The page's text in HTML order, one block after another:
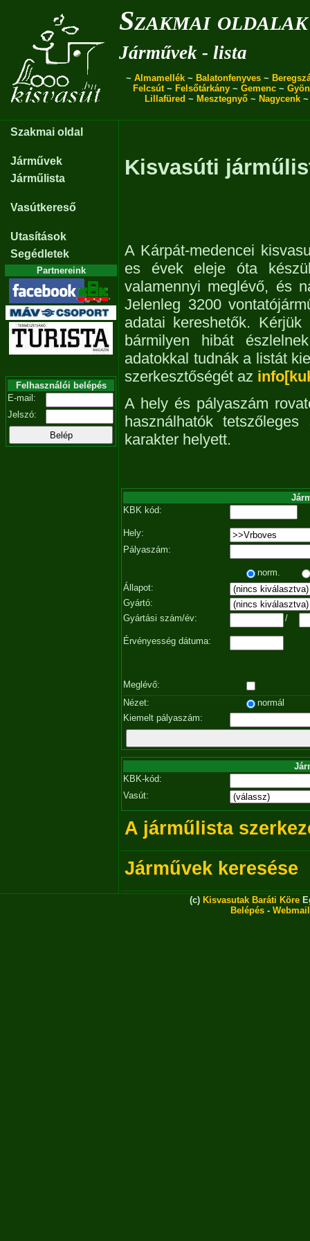
Szakmai oldalak
Járművek - lista
~ Almamellék ~ Balatonfenyves ~
Felcsút~ Felsőtárkány ~ Gemenc ~
Lillafüred ~ Mesztegnyő~ Nagycenk
Szakmai oldal
Járművek
Járműlista
Vasútkereső
Utasítások
Segédletek
Partnereink
Felhasználói belépés
E-mail:
Jelszó:
Kisvasúti
A Kárpát-medencei
es évek eleje óta
valamennyi meglévő, és
Jelenleg 3200
adatai kereshetők.
bármilyen hibát
adatokkal tudnák a listát
szerkesztőségét az
A hely és pályaszám
használhatók
karakter helyett.
KBK kód:
Hely:
Pályaszám:
norm.
Állapot:
Gyártó:
Gyártási szám/év:
/
Érvényesség dátuma:
Meglévő:
Nézet:
normál
Kiemelt pályaszám:
KBK-kód:
Vasút:
A járműlista
Járművek keresése
(c) Kisvasutak Baráti Köre
Belépés - Webmail